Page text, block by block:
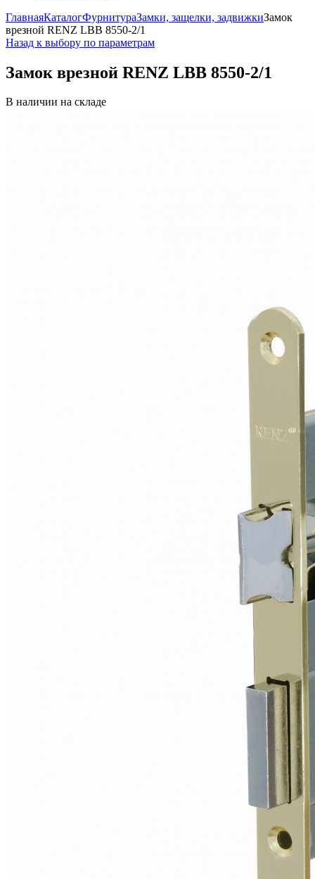
ГлавнаяКаталогФурнитураЗамки, защелки, задвижкиЗамок
врезной RENZ LBB 8550-2/1
Назад к выбору по параметрам
Замок врезной RENZ LBB 8550-2/1
В наличии на складе